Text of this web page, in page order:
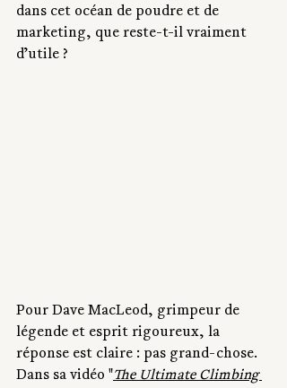
dans cet océan de poudre et de
marketing, que reste-t-il vraiment
d’utile ?
Pour Dave MacLeod, grimpeur de
légende et esprit rigoureux, la
réponse est claire : pas grand-chose.
Dans sa vidéo "The Ultimate Climbing